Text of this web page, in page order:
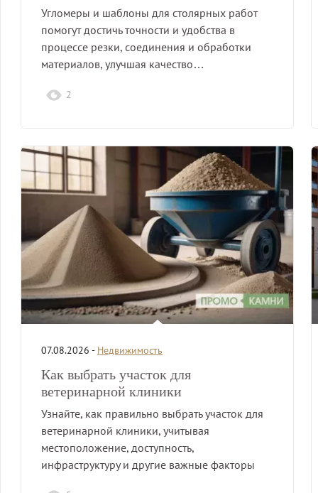
Угломеры и шаблоны для столярных работ
помогут достичь точности и удобства в
процессе резки, соединения и обработки
материалов, улучшая качество…
2
07.08.2026 - Недвижимость
Как выбрать участок для
ветеринарной клиники
Узнайте, как правильно выбрать участок для
ветеринарной клиники, учитывая
местоположение, доступность,
инфраструктуру и другие важные факторы